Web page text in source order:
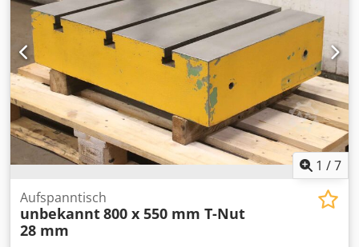
1 /7
Aufspanntisch
unbekannt800 x 550 mm T-Nut
28 mm